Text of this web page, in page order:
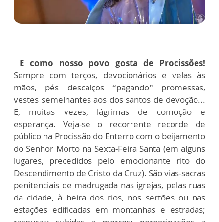
E como nosso povo gosta de Procissões!
Sempre com terços, devocionários e velas às
mãos, pés descalços “pagando” promessas,
vestes semelhantes aos dos santos de devoção...
E, muitas vezes, lágrimas de comoção e
esperança. Veja-se o recorrente recorde de
público na Procissão do Enterro com o beijamento
do Senhor Morto na Sexta-Feira Santa (em alguns
lugares, precedidos pelo emocionante rito do
Descendimento de Cristo da Cruz). São vias-sacras
penitenciais de madrugada nas igrejas, pelas ruas
da cidade, à beira dos rios, nos sertões ou nas
estações edificadas em montanhas e estradas;